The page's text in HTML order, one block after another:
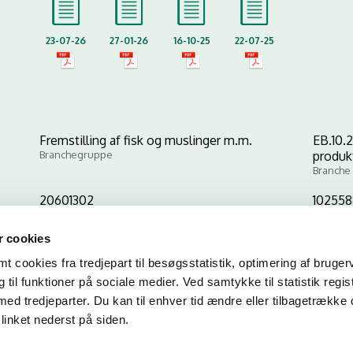
cookies
cookies fra tredjepart til besøgsstatistik, optimering af
til funktioner på sociale medier. Ved samtykke til statistik
tredjeparter. Du kan til enhver tid ændre eller tilbagetrække
nederst på siden.
23-07-26 27-01-26 16-10-25 22-07-25
Fremstilling af fisk og muslinger m.m.
Branchegruppe
Branche
20601302
Kopier link til at indsætte på virksomhedens hjemmeside